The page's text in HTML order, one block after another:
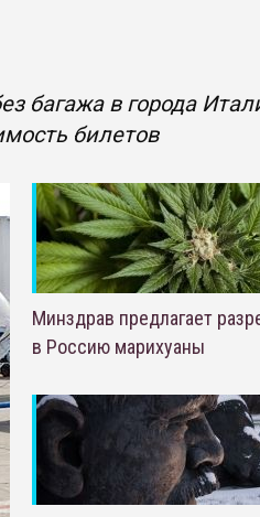
багажа в города
билетов
Минздрав предлагает
в Россию марихуаны